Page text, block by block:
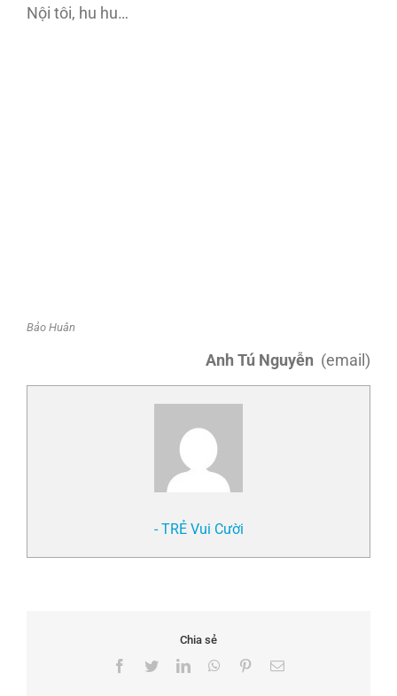
Nội tôi, hu hu…
Bảo Huân
Anh Tú Nguyễn (email)
- TRẺ Vui Cười
Chia sẻ
Facebook
TwitterLinkedInWhatsApp
PinterestEmail